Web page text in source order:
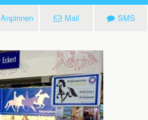
Anpinnen Mail SMS